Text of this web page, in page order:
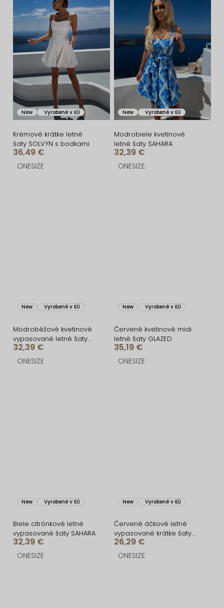
New Vyrobené v EÚ
Krémové krátke letné
šaty SOLVYN s bodkami
36,49 €
ONESIZE
New Vyrobené v EÚ
Modrobiele kvetinové
letné šaty SAHARA
32,39 €
ONESIZE
New Vyrobené v EÚ
Modrobéžové kvetinové
vypasované letné šaty
SAHARA
32,39 €
ONESIZE
New Vyrobené v EÚ
Červené kvetinové midi
letné šaty GLAZED
35,19 €
ONESIZE
New Vyrobené v EÚ
Biele citrónkové letné
vypasované šaty SAHARA
32,39 €
ONESIZE
New Vyrobené v EÚ
Červené áčkové letné
vypasované krátke šaty
BUMBLEE
26,29 €
ONESIZE